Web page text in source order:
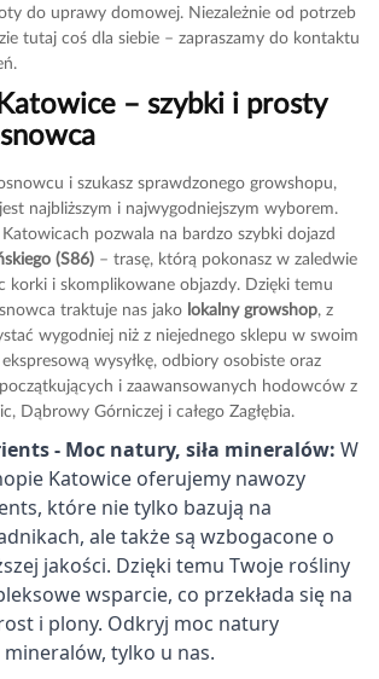
do uprawy domowej. Niezależnie od potrzeb
tutaj coś dla siebie – zapraszamy do kontaktu
– szybki i prosty
i szukasz sprawdzonego growshopu,
najbliższym i najwygodniejszym wyborem.
pozwala na bardzo szybki dojazd
(S86) – trasę, którą pokonasz w zaledwie
korki i skomplikowane objazdy. Dzięki temu
traktuje nas jako lokalny growshop, z
wygodniej niż z niejednego sklepu w swoim
wysyłkę, odbiory osobiste oraz
i zaawansowanych hodowców z
Dąbrowy Górniczej i całego Zagłębia.
- Moc natury, siła mineralów: W
Katowice oferujemy nawozy
które nie tylko bazują na
ale także są wzbogacone o
jakości. Dzięki temu Twoje rośliny
wsparcie, co przekłada się na
i plony. Odkryj moc natury
mineralów, tylko u nas.